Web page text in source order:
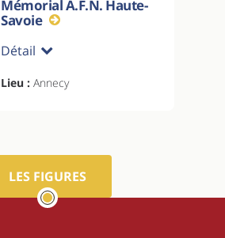
Mémorial A.F.N. Haute-
Savoie
Détail
Lieu : Annecy
LES FIGURES